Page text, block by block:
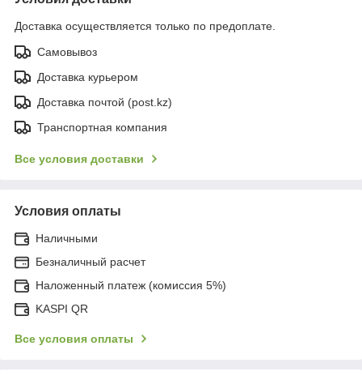
Доставка осуществляется только по предоплате.
Самовывоз
Доставка курьером
Доставка почтой (post.kz)
Транспортная компания
Все условия доставки
Условия оплаты
Наличными
Безналичный расчет
Наложенный платеж (комиссия 5%)
KASPI QR
Все условия оплаты